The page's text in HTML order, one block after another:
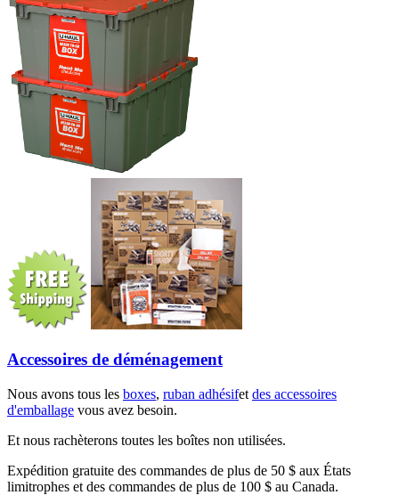
Accessoires de déménagement
Nous avons tous les boxes, ruban adhésifet des accessoires
d'emballage vous avez besoin.
Et nous rachèterons toutes les boîtes non utilisées.
Expédition gratuite des commandes de plus de 50 $ aux États
limitrophes et des commandes de plus de 100 $ au Canada.